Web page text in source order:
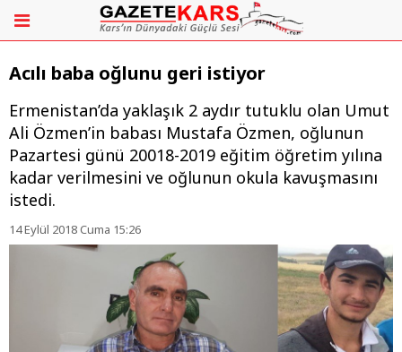
Acılı baba oğlunu geri istiyor
​​​​​​​Ermenistan’da yaklaşık 2 aydır tutuklu olan Umut
Ali Özmen’in babası Mustafa Özmen, oğlunun
Pazartesi günü 20018-2019 eğitim öğretim yılına
kadar verilmesini ve oğlunun okula kavuşmasını
istedi.
14 Eylül 2018 Cuma 15:26